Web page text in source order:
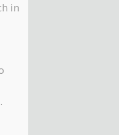
in